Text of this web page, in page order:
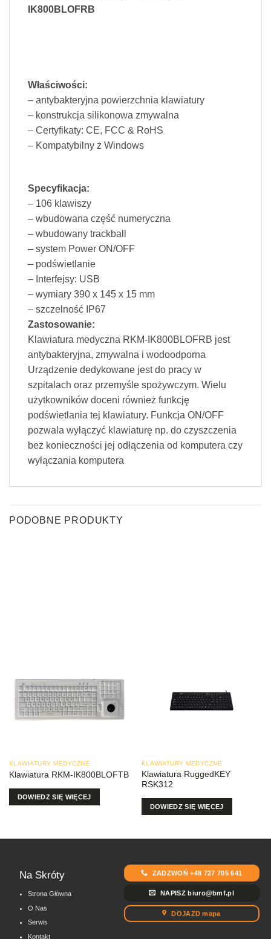
IK800BLOFRB
Właściwości:
– antybakteryjna powierzchnia klawiatury
– konstrukcja silikonowa zmywalna
– Certyfikaty: CE, FCC & RoHS
– Kompatybilny z Windows
Specyfikacja:
– 106 klawiszy
– wbudowana część numeryczna
– wbudowany trackball
– system Power ON/OFF
– podświetlanie
– Interfejsy: USB
– wymiary 390 x 145 x 15 mm
– szczelność IP67
Zastosowanie:
Klawiatura medyczna RKM-IK800BLOFRB jest
antybakteryjna, zmywalna i wodoodporna
Urządzenie dedykowane jest do pracy w
szpitalach oraz przemyśle spożywczym. Wielu
użytkowników doceni również funkcję
podświetlania tej klawiatury. Funkcja ON/OFF
pozwala wyłączyć klawiaturę np. do czyszczenia
bez konieczności jej odłączenia od komputera czy
wyłączania komputera
PODOBNE PRODUKTY
KLAWIATURY MEDYCZNE
Klawiatura RKM-IK800BLOFTB
DOWIEDZ SIĘ WIĘCEJ
KLAWIATURY MEDYCZNE
Klawiatura RuggedKEY
RSK312
DOWIEDZ SIĘ WIĘCEJ
Na Skróty
Strona Główna
O Nas
Serwis
Kontakt
ZADZWOŃ +48 727 705 641
NAPISZ biuro@bmf.pl
DOJAZD mapa